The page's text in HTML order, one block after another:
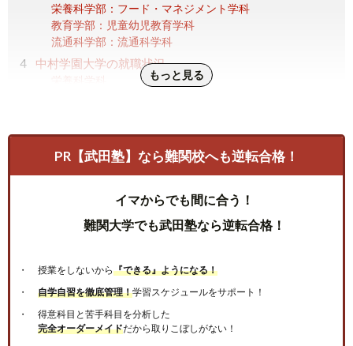
栄養科学部：フード・マネジメント学科
教育学部：児童幼児教育学科
流通科学部：流通科学科
中村学園大学の就職状況
栄養科学科
中村学園大学の偏差値や難易度 まとめ
もっと見る
PR【武田塾】なら難関校へも逆転合格！
イマからでも間に合う！
難関大学でも武田塾なら逆転合格！
授業をしないから『できる』ようになる！
自学自習を徹底管理！学習スケジュールをサポート！
得意科目と苦手科目を分析した
完全オーダーメイドだから取りこぼしがない！